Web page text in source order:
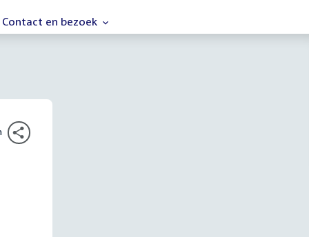
Contact en bezoek